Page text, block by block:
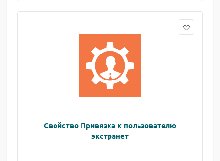
Свойство Привязка к пользователю
экстранет